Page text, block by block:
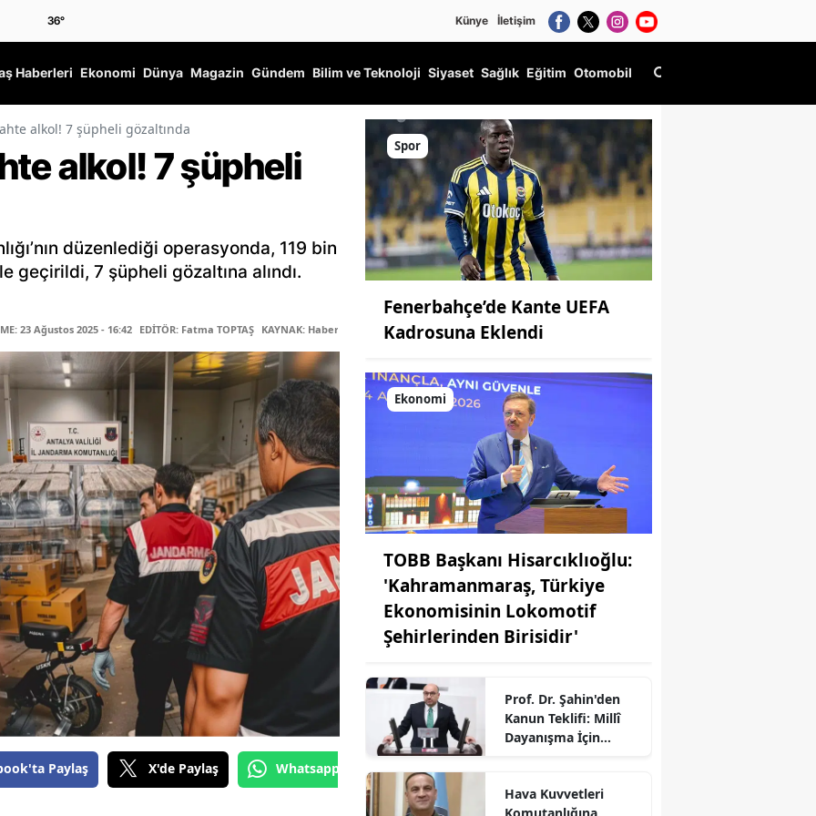
36° Künye İletişim
Haberleri Ekonomi Dünya Magazin Gündem Bilim ve Teknoloji Siyaset Sağlık Eğitim Otomobil
alkol! 7 şüpheli gözaltında
alkol! 7 şüpheli
düzenlediği operasyonda, 119 bin
7 şüpheli gözaltına alındı.
23 Ağustos 2025 - 16:42 EDİTÖR: Fatma TOPTAŞ KAYNAK: Haber Merkezi
Paylaş X'de Paylaş Whatsapp'tan Gönder
Spor
Fenerbahçe’de Kante UEFA
Kadrosuna Eklendi
Ekonomi
TOBB Başkanı Hisarcıklıoğlu:
'Kahramanmaraş, Türkiye
Ekonomisinin Lokomotif
Şehirlerinden Birisidir'
Prof. Dr. Şahin'den
Kanun Teklifi: Millî
Dayanışma İçin
Hava Kuvvetleri